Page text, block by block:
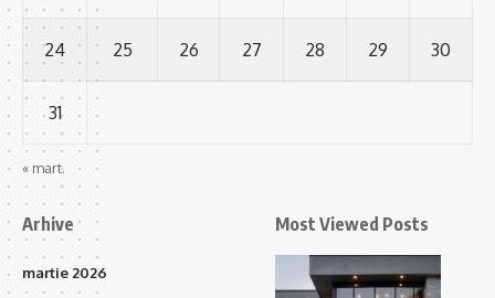
24 25 26 27 28 29 30
31
« mart.
Arhive
martie 2026
Most Viewed Posts